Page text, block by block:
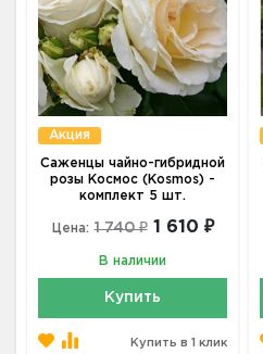
Акция
Саженцы чайно-гибридной
розы Космос (Kosmos) -
комплект 5 шт.
Цена: 1 740 ₽ 1 610 ₽
В наличии
Купить
Купить в 1 клик